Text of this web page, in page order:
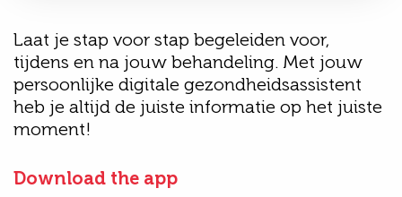
Laat je stap voor stap begeleiden voor,
tijdens en na jouw behandeling. Met jouw
persoonlijke digitale gezondheidsassistent
heb je altijd de juiste informatie op het juiste
moment!
Download the app